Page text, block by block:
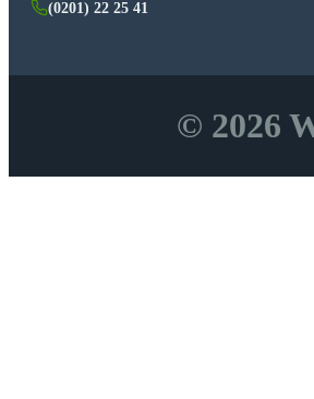
(0201) 22 25 41
© 2026